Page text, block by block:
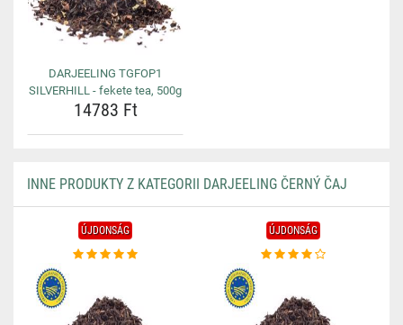
DARJEELING TGFOP1
SILVERHILL - fekete tea, 500g
14783 Ft
INNE PRODUKTY Z KATEGORII DARJEELING ČERNÝ ČAJ
ÚJDONSÁG ÚJDONSÁG